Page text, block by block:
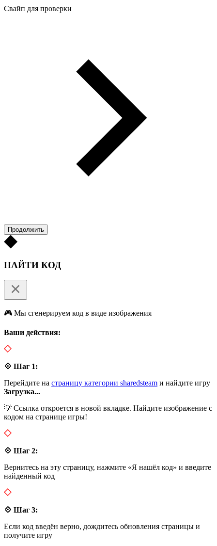
Свайп для проверки
Продолжить
НАЙТИ КОД
🎮 Мы сгенерируем код в виде изображения
Ваши действия:
💠 Шаг 1:
Перейдите на страницу категории sharedsteam и найдите игру
Загрузка...
💡 Ссылка откроется в новой вкладке. Найдите изображение с
кодом на странице игры!
💠 Шаг 2:
Вернитесь на эту страницу, нажмите «Я нашёл код» и введите
найденный код
💠 Шаг 3:
Если код введён верно, дождитесь обновления страницы и
получите игру